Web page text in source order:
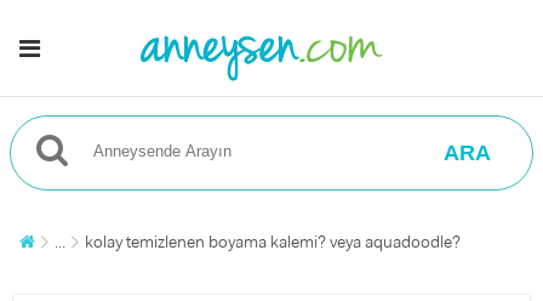
ARA
... kolay temizlenen boyama kalemi? veya aquadoodle?